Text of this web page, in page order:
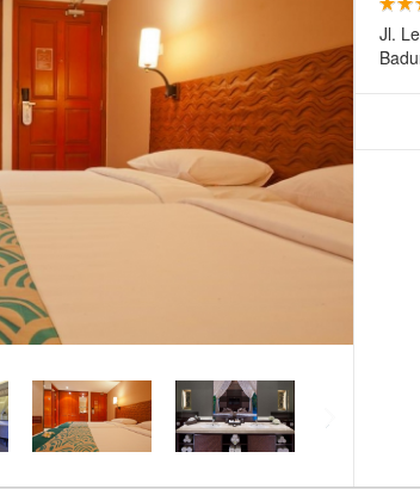
Terms
Privacy
Jl.